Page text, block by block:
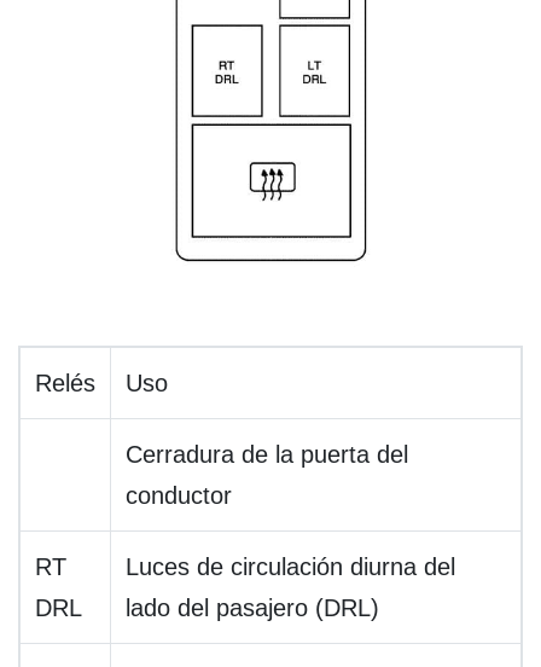
Relés Uso
Cerradura de la puerta del
conductor
RT
DRL
Luces de circulación diurna del
lado del pasajero (DRL)